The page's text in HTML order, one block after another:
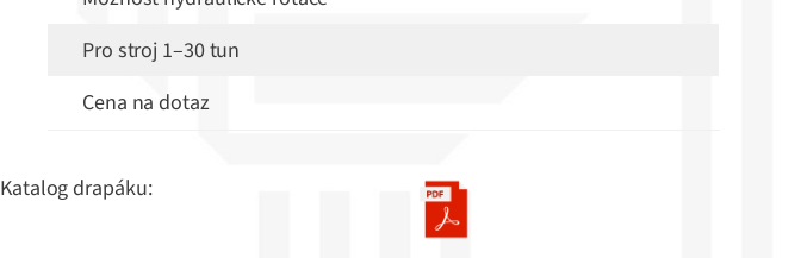
Pro stroj 1–30 tun
Cena na dotaz
Katalog drapáku: